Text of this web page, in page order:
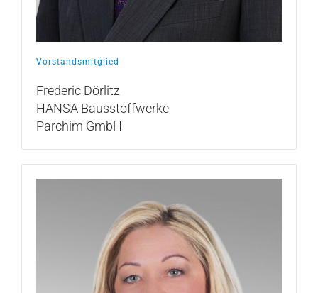
Vorstandsmitglied
Frederic Dörlitz
HANSA Bausstoffwerke
Parchim GmbH